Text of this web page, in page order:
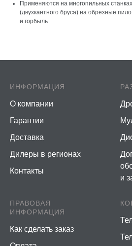
Применяются на многопильных
(двухкантного бруса) на обрезные
и горбыль
ИНФОРМАЦИЯ
О компании
Гарантии
Доставка
Дилеры в регионах
Контакты
и
ПРАВОВАЯ
ИНФОРМАЦИЯ
Как сделать заказ